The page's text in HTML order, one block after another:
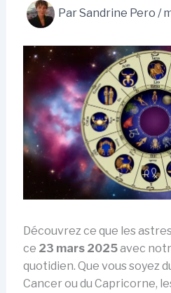
ParSandrine Pero /
Découvrez ce que les
ce 23 mars 2025avec
quotidien. Que vous soyez
Cancer ou du Capricorne,